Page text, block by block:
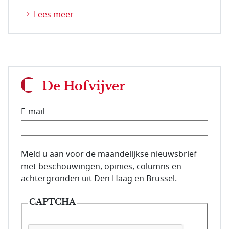
Lees meer
De Hofvijver
E-mail
E-mailadres van de abonnee.
Meld u aan voor de maandelijkse nieuwsbrief
met beschouwingen, opinies, columns en
achtergronden uit Den Haag en Brussel.
CAPTCHA